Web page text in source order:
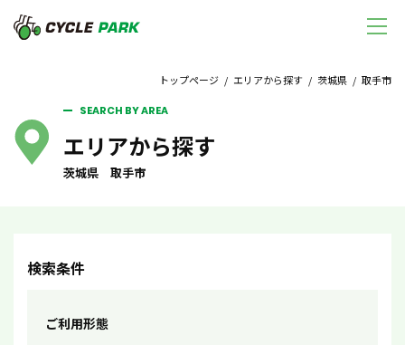
トップページ / エリアから探す / 茨城県 / 取手市
SEARCH BY AREA
エリアから探す
茨城県 取手市
検索条件
ご利用形態